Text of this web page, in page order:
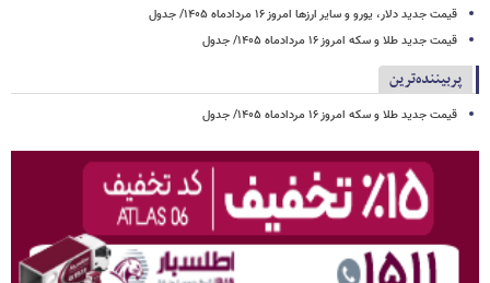
قیمت جدید دلار، یورو و سایر ارزها امروز ۱۶ مردادماه ۱۴۰۵/ جدول
قیمت جدید طلا و سکه امروز ۱۶ مردادماه ۱۴۰۵/ جدول
پربیننده‌ترین
قیمت جدید طلا و سکه امروز ۱۶ مردادماه ۱۴۰۵/ جدول